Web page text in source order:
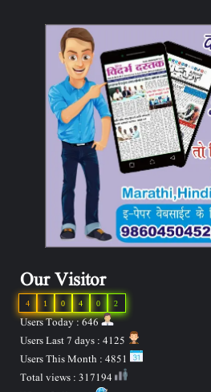
Our Visitor
2
0
4
0
1
4
Users Today : 646